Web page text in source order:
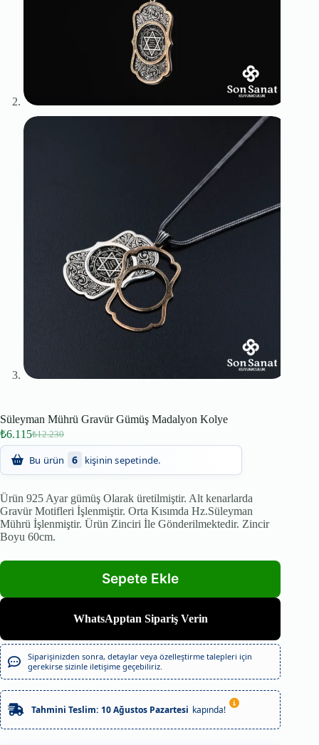
Süleyman Mührü Gravür Gümüş Madalyon Kolye
₺12.230
₺6.115
Bu ürün 6 kişinin sepetinde.
Son 24 saatte 60 kişi inceledi!
Ürün 925 Ayar gümüş Olarak üretilmiştir. Alt kenarlarda
Gravür Motifleri İşlenmiştir. Orta Kısımda Hz.Süleyman
Mührü İşlenmiştir. Ürün Zinciri İle Gönderilmektedir. Zincir
Boyu 60cm.
WhatsApptan Sipariş Verin
Siparişinizden sonra, detaylar veya özelleştirme talepleri için
gerekirse sizinle iletişime geçebiliriz.
Tahmini Teslim: 10 Ağustos Pazartesi kapında!